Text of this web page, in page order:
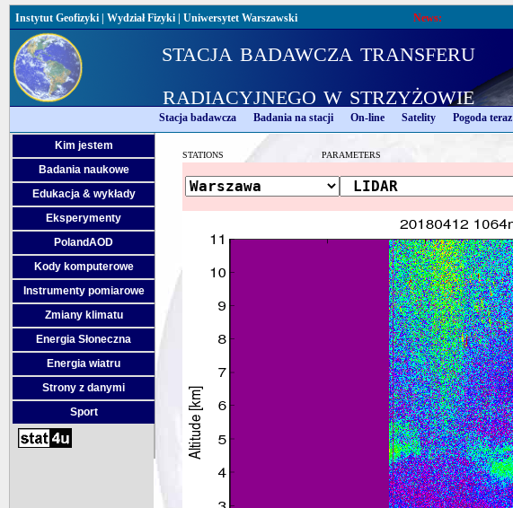
Instytut Geofizyki | Wydział Fizyki | Uniwersytet Warszawski News:
stacja badawcza transferu
radiacyjnego w strzyżowie
Stacja badawcza Badania na stacji On-line Satelity Pogoda teraz
Kim jestem
Badania naukowe
Edukacja & wykłady
Eksperymenty
PolandAOD
Kody komputerowe
Instrumenty pomiarowe
Zmiany klimatu
Energia Słoneczna
Energia wiatru
Strony z danymi
Sport
STATIONS PARAMETERS